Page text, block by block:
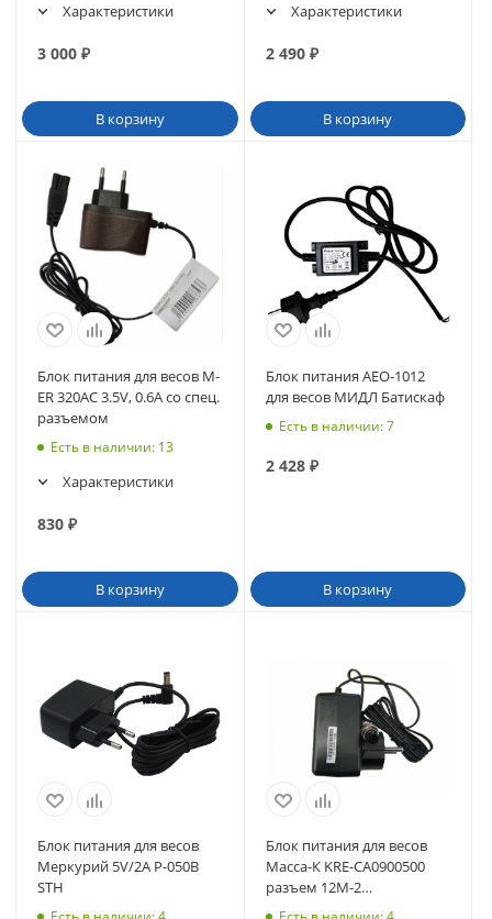
Характеристики
3 000 ₽
В корзину
Характеристики
2 490₽
В корзину
Блок питания для весов M-
ER 320АС 3.5V, 0.6A со спец.
разъемом
Есть в наличии: 13
Характеристики
830 ₽
В корзину
Блок питания AEO-1012
для весов МИДЛ Батискаф
Есть в наличии: 7
2 428₽
В корзину
Блок питания для весов
Меркурий 5V/2A P-050B
STH
Блок питания для весов
Масса-К KRE-CA0900500
разъем 12М-2
(влагозащищенный)